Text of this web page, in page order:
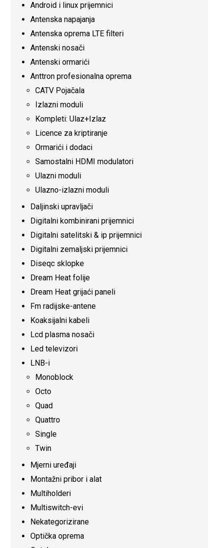
Android i linux prijemnici
Antenska napajanja
Antenska oprema LTE filteri
Antenski nosači
Antenski ormarići
Anttron profesionalna oprema
CATV Pojačala
Izlazni moduli
Kompleti: Ulaz+Izlaz
Licence za kriptiranje
Ormarići i dodaci
Samostalni HDMI modulatori
Ulazni moduli
Ulazno-izlazni moduli
Daljinski upravljači
Digitalni kombinirani prijemnici
Digitalni satelitski & ip prijemnici
Digitalni zemaljski prijemnici
Diseqc sklopke
Dream Heat folije
Dream Heat grijaći paneli
Fm radijske-antene
Koaksijalni kabeli
Lcd plasma nosači
Led televizori
LNB-i
Monoblock
Octo
Quad
Quattro
Single
Twin
Mjerni uređaji
Montažni pribor i alat
Multiholderi
Multiswitch-evi
Nekategorizirane
Optička oprema